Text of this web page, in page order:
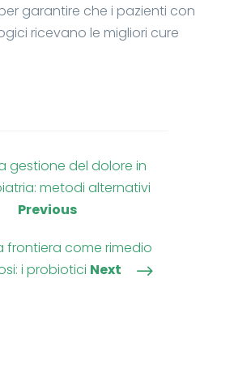
garantire che i pazienti con
ricevano le migliori cure
gestione del dolore in
metodi alternativi
Previous
frontiera come rimedio
i probiotici Next $